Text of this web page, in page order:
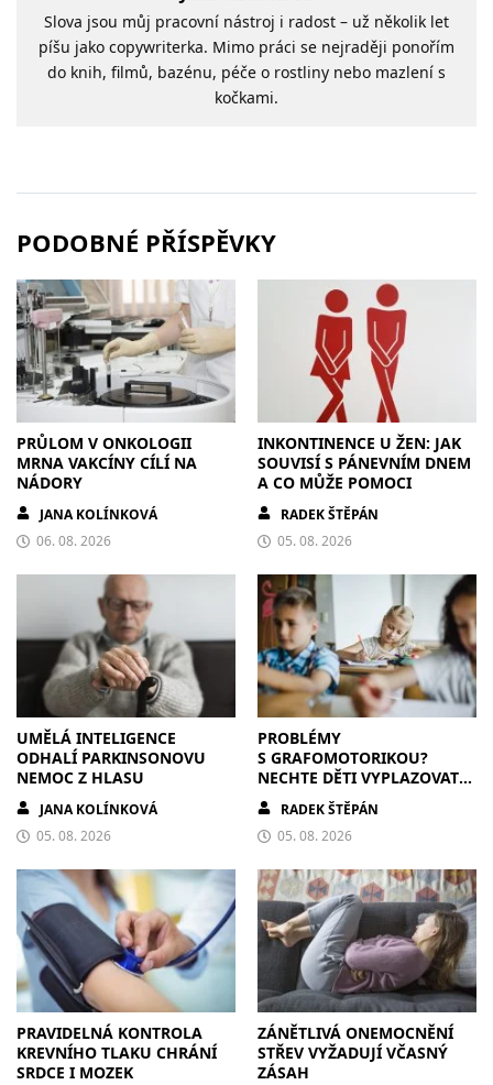
Slova jsou můj pracovní nástroj i radost – už několik let
píšu jako copywriterka. Mimo práci se nejraději ponořím
do knih, filmů, bazénu, péče o rostliny nebo mazlení s
kočkami.
PODOBNÉ PŘÍSPĚVKY
PRŮLOM V ONKOLOGII
MRNA VAKCÍNY CÍLÍ NA
NÁDORY
JANA KOLÍNKOVÁ
06. 08. 2026
INKONTINENCE U ŽEN: JAK
SOUVISÍ S PÁNEVNÍM DNEM
A CO MŮŽE POMOCI
RADEK ŠTĚPÁN
05. 08. 2026
UMĚLÁ INTELIGENCE
ODHALÍ PARKINSONOVU
NEMOC Z HLASU
JANA KOLÍNKOVÁ
05. 08. 2026
PROBLÉMY
S GRAFOMOTORIKOU?
NECHTE DĚTI VYPLAZOVAT
JAZYK A MALOVAT PO
ZDECHRADEK ŠTĚPÁN
05. 08. 2026
PRAVIDELNÁ KONTROLA
KREVNÍHO TLAKU CHRÁNÍ
SRDCE I MOZEK
ZÁNĚTLIVÁ ONEMOCNĚNÍ
STŘEV VYŽADUJÍ VČASNÝ
ZÁSAH